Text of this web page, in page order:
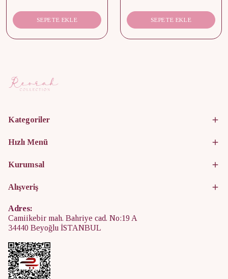
SEPETE EKLE SEPETE EKLE
Kategoriler
Hızlı Menü
Kurumsal
Alışveriş
Adres:
Camiikebir mah. Bahriye cad. No:19 A
34440 Beyoğlu İSTANBUL